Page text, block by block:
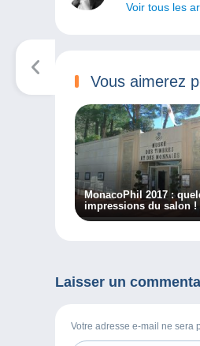
Voir tous les
Vous aimerez
MonacoPhil 2017 :
impressions du salon !
Laisser un
Votre adresse e-mail ne sera